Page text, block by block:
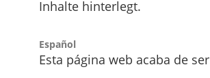
Inhalte hinterlegt.
Español
Esta página web acaba de